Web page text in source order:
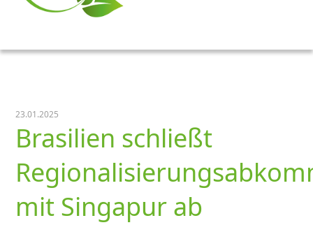
23.01.2025
Brasilien schließt
mit Singapur ab